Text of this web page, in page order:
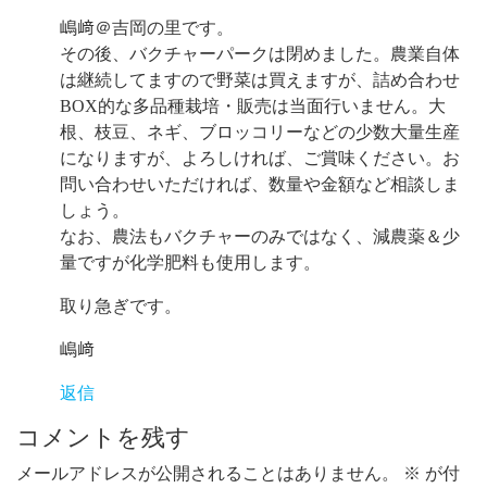
嶋﨑＠吉岡の里です。
その後、バクチャーパークは閉めました。農業自体
は継続してますので野菜は買えますが、詰め合わせ
BOX的な多品種栽培・販売は当面行いません。大
根、枝豆、ネギ、ブロッコリーなどの少数大量生産
になりますが、よろしければ、ご賞味ください。お
問い合わせいただければ、数量や金額など相談しま
しょう。
なお、農法もバクチャーのみではなく、減農薬＆少
量ですが化学肥料も使用します。
取り急ぎです。
嶋﨑
返信
コメントを残す
メールアドレスが公開されることはありません。 ※ が付